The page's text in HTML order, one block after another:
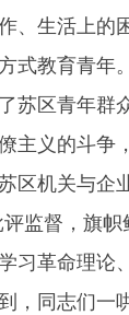
、生活上
式教育青年
区青年群
主义的斗
区机关与
监督，旗
习革命理
，同志们